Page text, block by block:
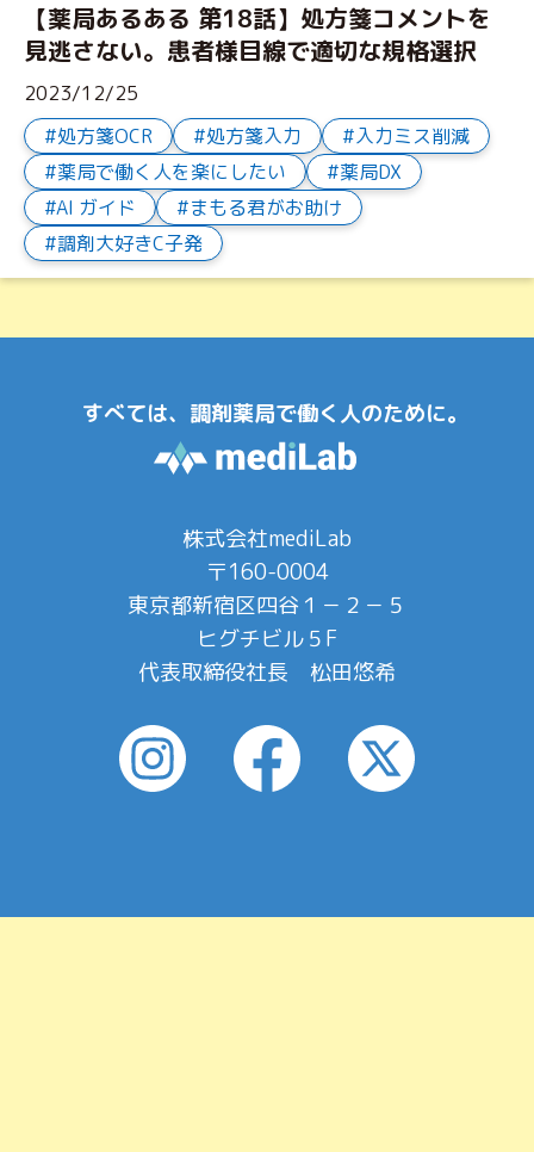
【薬局あるある 第18話】処方箋コメントを
見逃さない。患者様目線で適切な規格選択
2023/12/25
処方箋OCR
処方箋入力
入力ミス削減
薬局で働く人を楽にしたい
薬局DX
AI ガイド
まもる君がお助け
調剤大好きC子発
すべては、調剤薬局で働く人のために。
株式会社mediLab
〒160-0004
東京都新宿区四谷１－２－５
ヒグチビル５F
代表取締役社長 松田悠希